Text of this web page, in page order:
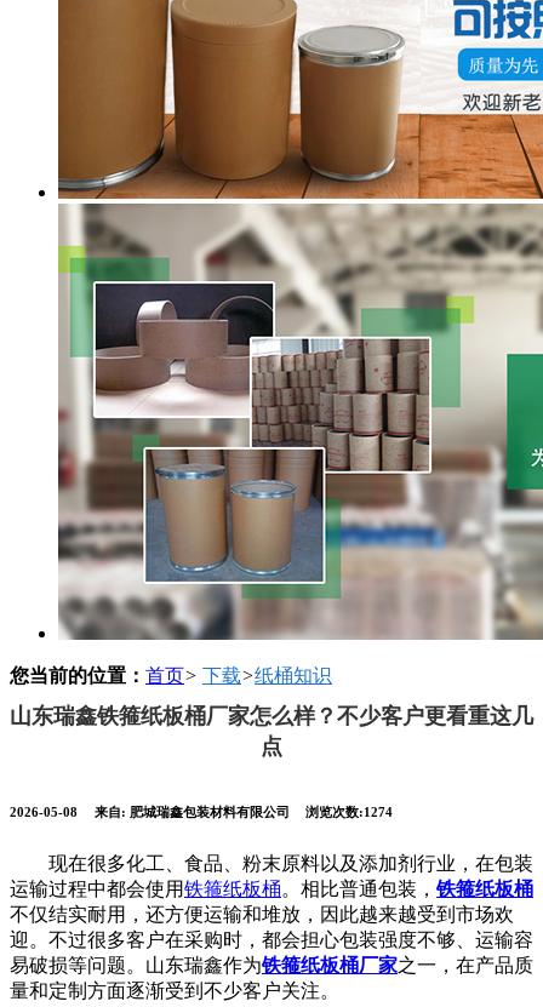
您当前的位置： 首页> 下载>纸桶知识
山东瑞鑫铁箍纸板桶厂家怎么样？不少客户更看重这几
点
2026-05-08 来自: 肥城瑞鑫包装材料有限公司 浏览次数:1274
现在很多化工、食品、粉末原料以及添加剂行业，在包装
运输过程中都会使用铁箍纸板桶。相比普通包装， 铁箍纸板桶
不仅结实耐用，还方便运输和堆放，因此越来越受到市场欢
迎。不过很多客户在采购时，都会担心包装强度不够、运输容
易破损等问题。山东瑞鑫作为铁箍纸板桶厂家之一，在产品质
量和定制方面逐渐受到不少客户关注。